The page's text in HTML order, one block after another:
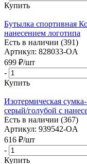
Купить
Бутылка спортивная
нанесением логотипа
Есть в наличии (391)
Артикул: 828033-OA
699 ₽/шт
-
Купить
Изотермическая
серый/голубой с
Есть в наличии (367)
Артикул: 939542-OA
616 ₽/шт
-
Купить